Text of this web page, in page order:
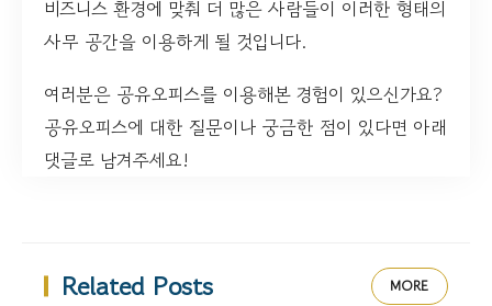
비즈니스 환경에 맞춰 더 많은 사람들이 이러한 형태의
사무 공간을 이용하게 될 것입니다.
여러분은 공유오피스를 이용해본 경험이 있으신가요?
공유오피스에 대한 질문이나 궁금한 점이 있다면 아래
댓글로 남겨주세요!
Related Posts MORE